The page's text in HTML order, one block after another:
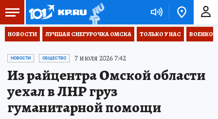
НОВОСТИ ЛУЧШАЯ СНЕГУРОЧКА ОМСКА ТОЛЬКО У НАС
НОВОСТИ ОБЩЕСТВО 7 июля 2026 7:42
Из райцентра Омской области
уехал в ЛНР груз
гуманитарной помощи